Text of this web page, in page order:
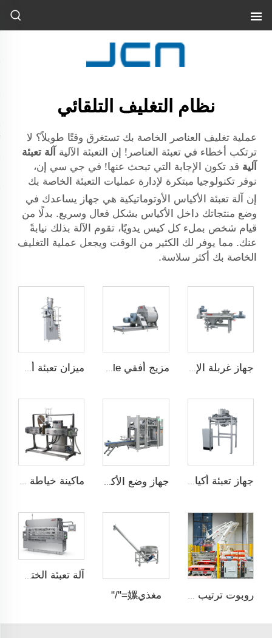
نظام التغليف التلقائي
عملية تغليف العناصر الخاصة بك تستغرق وقتًا طويلاً؟ لا
ترتكب أخطاء في تعبئة العناصر! إن التعبئة الآلية آلة تعبئة
آلية قد تكون الإجابة التي تبحث عنها! في جي سي إن،
نوفر تكنولوجيا مبتكرة لإدارة عمليات التعبئة الخاصة بك
إن آلة تعبئة الأكياس الأوتوماتيكية هي جهاز يساعدك في
وضع منتجاتك داخل الأكياس بشكل فعال وسريع. بدلًا من
قيام شخص بملء كل كيس يدويًا، تقوم الآلة بذلك نيابةً
عنك. مما يوفر لك الكثير من الوقت ويجعل عملية التغليف
الخاصة بك أكثر سلاسة.
جهاز غربلة الإعصار مزيج أفقي QUICK Dismantle ميزان تعبئة أسفل
جهاز وضع الأكياس تلقائيًا JCN-G1-1A
مغذي嫘="/"
آلة تعبئة الختم على الألواح